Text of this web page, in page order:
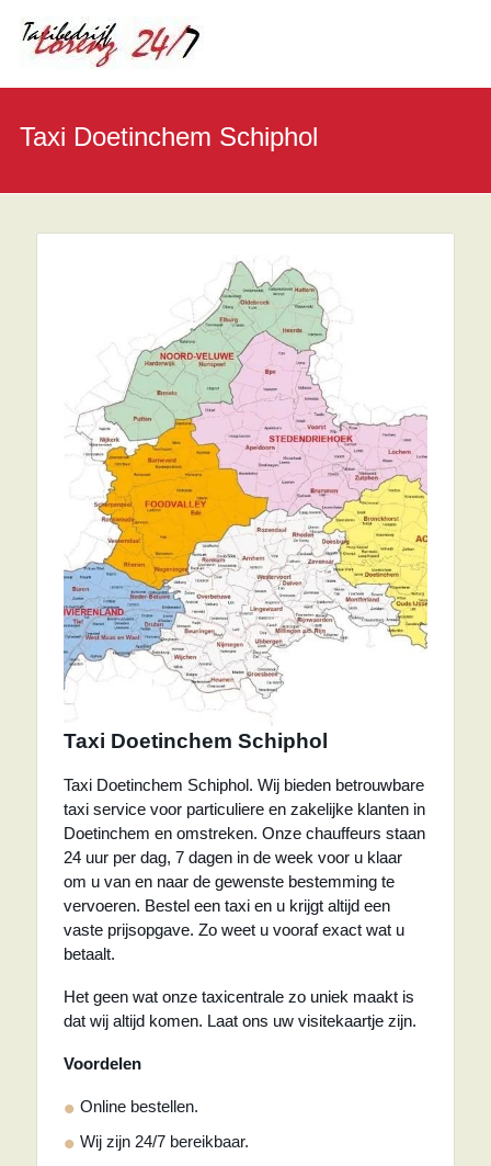
Taxi Doetinchem Schiphol
Taxi Doetinchem Schiphol
Taxi Doetinchem Schiphol. Wij bieden betrouwbare
taxi service voor particuliere en zakelijke klanten in
Doetinchem en omstreken. Onze chauffeurs staan
24 uur per dag, 7 dagen in de week voor u klaar
om u van en naar de gewenste bestemming te
vervoeren. Bestel een taxi en u krijgt altijd een
vaste prijsopgave. Zo weet u vooraf exact wat u
betaalt.
Het geen wat onze taxicentrale zo uniek maakt is
dat wij altijd komen. Laat ons uw visitekaartje zijn.
Voordelen
Online bestellen.
Wij zijn 24/7 bereikbaar.